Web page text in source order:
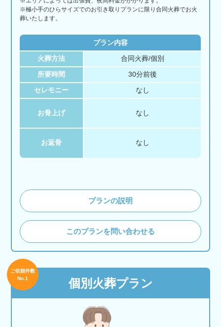
※極小手のひらサイズでのお引き取りプランに限り合同火葬でお火
葬いたします。
プラン内容
火葬方法 合同火葬/個別
所要時間 30分前後
セレモニー なし
お骨上げ なし
お返骨 なし
プランの説明
このプランを問い合わせる
個別火葬プラン
ご依頼件数
No.1